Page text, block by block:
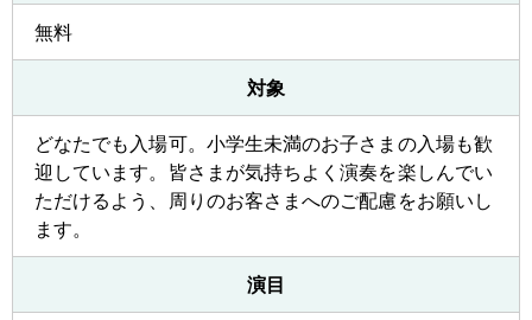
無料
対象
どなたでも入場可。小学生未満のお子さまの入場も歓
迎しています。皆さまが気持ちよく演奏を楽しんでい
ただけるよう、周りのお客さまへのご配慮をお願いし
ます。
演目